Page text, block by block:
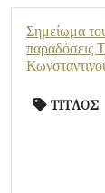
Σημείωμα
παραδόσεις
ΤΙΤΛΟΣ